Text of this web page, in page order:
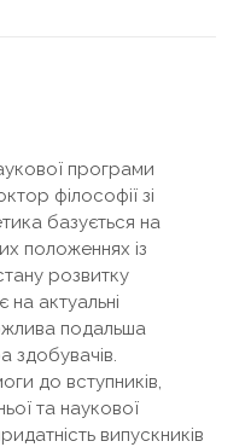
програми
філософії зі
базується на
положеннях із
розвитку
на актуальні
подальша
здобувачів.
до вступників,
та наукової
випускників